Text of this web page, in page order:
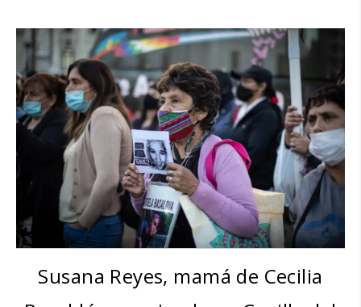
Susana Reyes, mamá de Cecilia